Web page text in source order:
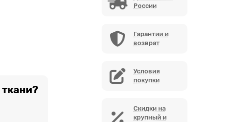
России
Гарантии и
возврат
Условия
покупки
Скидки на
крупный и